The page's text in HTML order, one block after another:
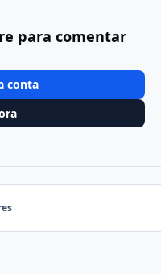
para comentar
conta